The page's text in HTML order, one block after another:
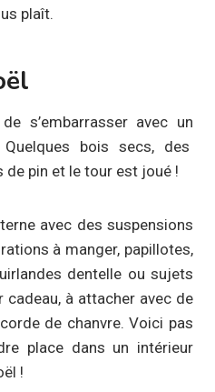
plaît.
s’embarrasser avec un
bois secs, des
pin et le tour est joué !
avec des suspensions
à manger, papillotes,
dentelle ou sujets
cadeau, à attacher avec de
de chanvre. Voici pas
place dans un intérieur
!